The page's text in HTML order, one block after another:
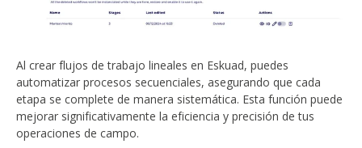
Al crear flujos de trabajo lineales en Eskuad, puedes
automatizar procesos secuenciales, asegurando que cada
etapa se complete de manera sistemática. Esta función puede
mejorar significativamente la eficiencia y precisión de tus
operaciones de campo.